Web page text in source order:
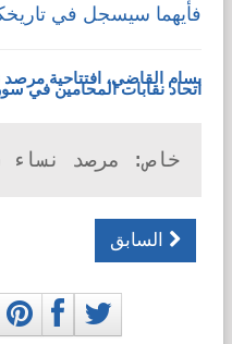
فأيهما سيسجل في
بسام القاضي، افتتاحية
اتحاد نقابات المحامين في
خاص: مرصد نساء
السابق